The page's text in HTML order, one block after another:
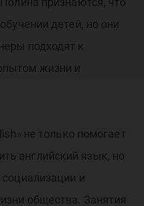
детей, но они
подходят к
жизни и
не только помогает
английский язык, но
социализации и
общества. Занятия